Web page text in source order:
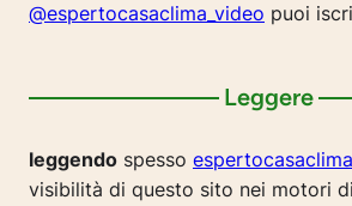
@espertocasaclima_video puoi
Leggere
leggendo spesso
visibilità di questo sito nei motori